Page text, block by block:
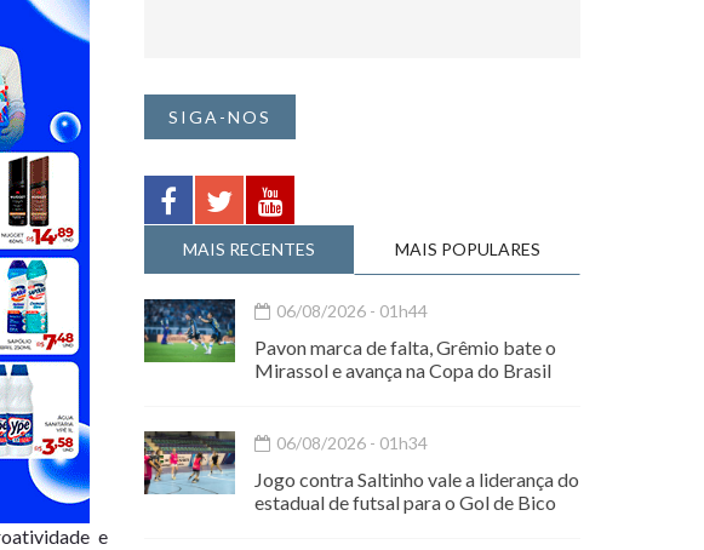
e
SIGA-NOS
MAIS RECENTES MAIS POPULARES
06/08/2026 - 01h44
Pavon marca de falta, Grêmio bate o
Mirassol e avança na Copa do Brasil
06/08/2026 - 01h34
Jogo contra Saltinho vale a liderança do
estadual de futsal para o Gol de Bico